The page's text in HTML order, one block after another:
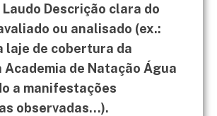
Descrição clara do
ou analisado (ex.:
laje de cobertura da
Academia de Natação Água
a manifestações
observadas...).